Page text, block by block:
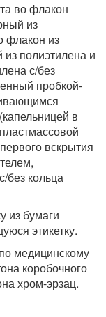
во флакон
из
флакон из
из полиэтилена и
с/без
пробкой-
в
вскрытия
без кольца
из бумаги
этикетку.
медицинскому
коробочного
хром-эрзац.